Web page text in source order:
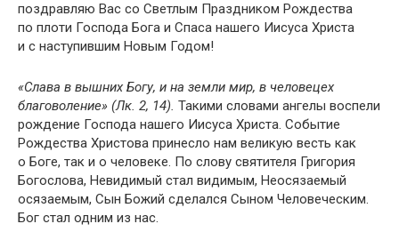
поздравляю Вас со Светлым Праздником Рождества
по плоти Господа Бога и Спаса нашего Иисуса Христа
и с наступившим Новым Годом!
«Слава в вышних Богу, и на земли мир, в человецех
благоволение» (Лк. 2, 14). Такими словами ангелы воспели
рождение Господа нашего Иисуса Христа. Событие
Рождества Христова принесло нам великую весть как
о Боге, так и о человеке. По слову святителя Григория
Богослова, Невидимый стал видимым, Неосязаемый
осязаемым, Сын Божий сделался Сыном Человеческим.
Бог стал одним из нас.